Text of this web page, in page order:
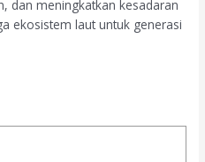
dan meningkatkan kesadaran
ekosistem laut untuk generasi